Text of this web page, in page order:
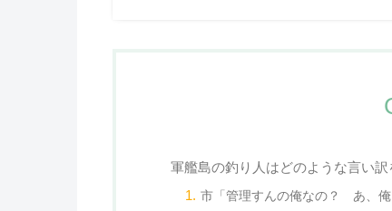
軍艦島の釣り人はどのような言い
市「管理すんの俺なの？ あ、俺